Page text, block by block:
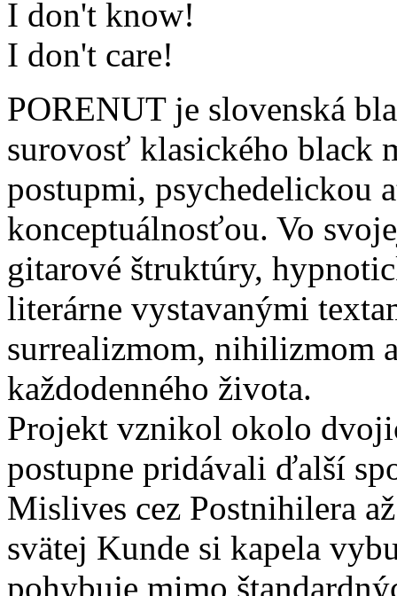
I don't know!
I don't care!
PORENUT je slovenská
surovosť klasického black
postupmi, psychedelickou
konceptuálnosťou. Vo
gitarové štruktúry,
literárne vystavanými
surrealizmom, nihilizmom
každodenného života.
Projekt vznikol okolo
postupne pridávali ďalší
Mislives cez Postnihilera
svätej Kunde si kapela
pohybuje mimo